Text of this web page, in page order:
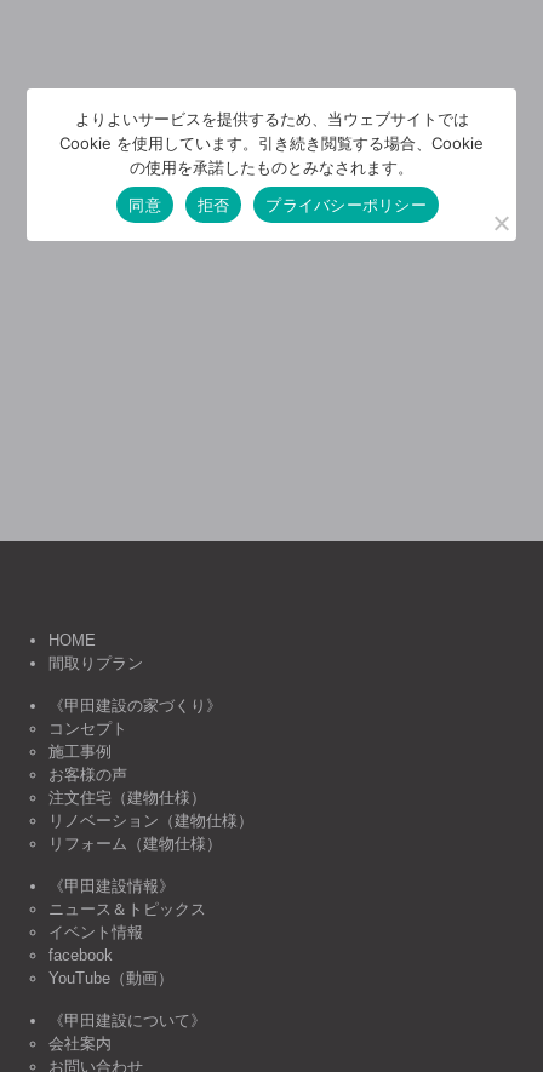
HOME
間取りプラン
《甲田建設の家づくり》
コンセプト
施工事例
お客様の声
注文住宅（建物仕様）
リノベーション（建物仕様）
リフォーム（建物仕様）
《甲田建設情報》
ニュース＆トピックス
イベント情報
facebook
YouTube（動画）
《甲田建設について》
会社案内
お問い合わせ
よりよいサービスを提供するため、当ウェブサイトでは
Cookie を使用しています。引き続き閲覧する場合、Cookie
の使用を承諾したものとみなされます。
同意
拒否 プライバシーポリシー